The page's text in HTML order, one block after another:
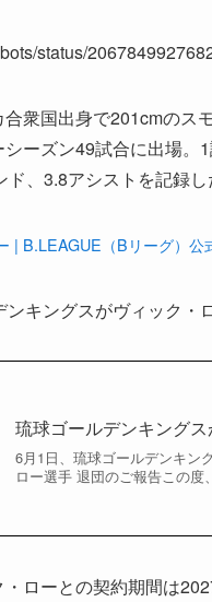
status/
衆国出身で201cmのス
ーズン49試合に出場。
、3.8アシストを記録し
| B.LEAGUE（Bリーグ）公
キングスがヴィック・
琉球ゴールデンキング
6月1日、琉球ゴールデンキン
ロー選手 退団のご報告この
ローとの契約期間は